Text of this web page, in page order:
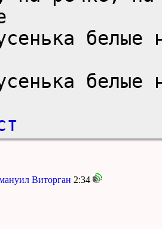
белые
белые
Виторган 2:34